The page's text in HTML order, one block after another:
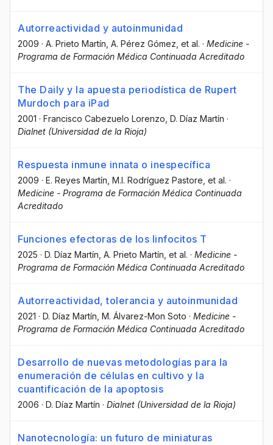
Autorreactividad y autoinmunidad
2009 · A. Prieto Martín, A. Pérez Gómez, et al. · Medicine -
Programa de Formación Médica Continuada Acreditado
The Daily y la apuesta periodística de Rupert
Murdoch para iPad
2001 · Francisco Cabezuelo Lorenzo, D. Díaz Martín ·
Dialnet (Universidad de la Rioja)
Respuesta inmune innata o inespecífica
2009 · E. Reyes Martín, M.I. Rodríguez Pastore, et al. ·
Medicine - Programa de Formación Médica Continuada
Acreditado
Funciones efectoras de los linfocitos T
2025 · D. Díaz Martín, A. Prieto Martín, et al. · Medicine -
Programa de Formación Médica Continuada Acreditado
Autorreactividad, tolerancia y autoinmunidad
2021 · D. Díaz Martín, M. Álvarez-Mon Soto · Medicine -
Programa de Formación Médica Continuada Acreditado
Desarrollo de nuevas metodologías para la
enumeración de células en cultivo y la
cuantificación de la apoptosis
2006 · D. Díaz Martín · Dialnet (Universidad de la Rioja)
Nanotecnología: un futuro de miniaturas